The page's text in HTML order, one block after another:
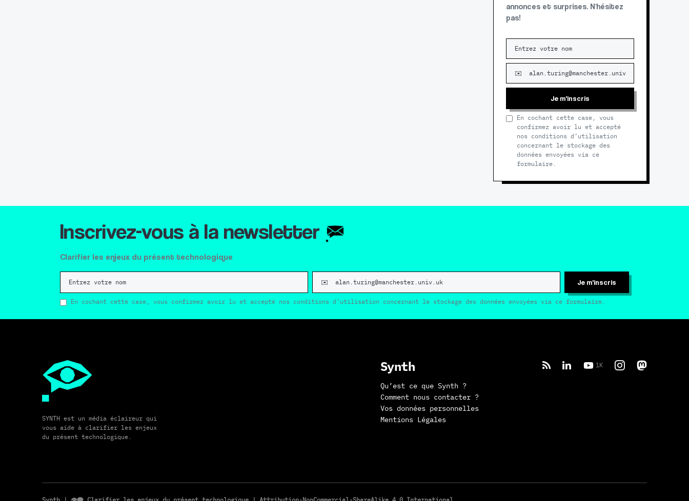
annonces et surprises. N'hésitez
pas!
Je m'inscris
En cochant cette case, vous
confirmez avoir lu et accepté
nos conditions d’utilisation
concernant le stockage des
données envoyées via ce
formulaire.
Inscrivez-vous à la newsletter
Clarifier les enjeux du présent technologique
Je m'inscris
En cochant cette case, vous confirmez avoir lu et accepté nos conditions d’utilisation concernant le stockage des données envoyées via ce formulaire.
SYNTH est un média éclaireur qui
vous aide à clarifier les enjeux
du présent technologique.
Synth
Qu’est ce que Synth ?
Comment nous contacter ?
Vos données personnelles
Mentions Légales
1K